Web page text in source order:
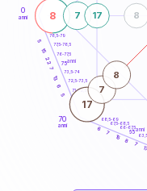
0
anni
70
anni 66-67,5
67,5-68,5
68,5-69
71-72,5
72,5-73,5
73,5-74
76-77,5
77,5-78,5
78,5-79
7
8
15
7
6
5
6
13
7
22
15
5
8
17
7 17 8
7
8
65anni
75anni